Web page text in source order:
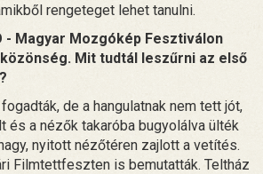
rengeteget lehet tanulni.
- Magyar Mozgókép Fesztiválon
Mit tudtál leszűrni az első
de a hangulatnak nem tett jót,
és a nézők takaróba bugyolálva ülték
nyitott nézőtéren zajlott a vetítés.
Filmtettfeszten is bemutatták. Teltház